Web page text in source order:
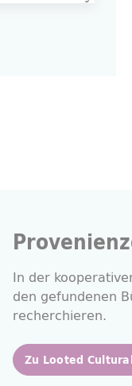
In der
den gefundenen
recherchieren.
Zu Looted